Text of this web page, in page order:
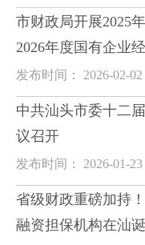
市财政局开展2025
2026年度国有企业
发布时间： 2026-02-02
中共汕头市委十二
议召开
发布时间： 2026-01-23
省级财政重磅加持
融资担保机构在汕